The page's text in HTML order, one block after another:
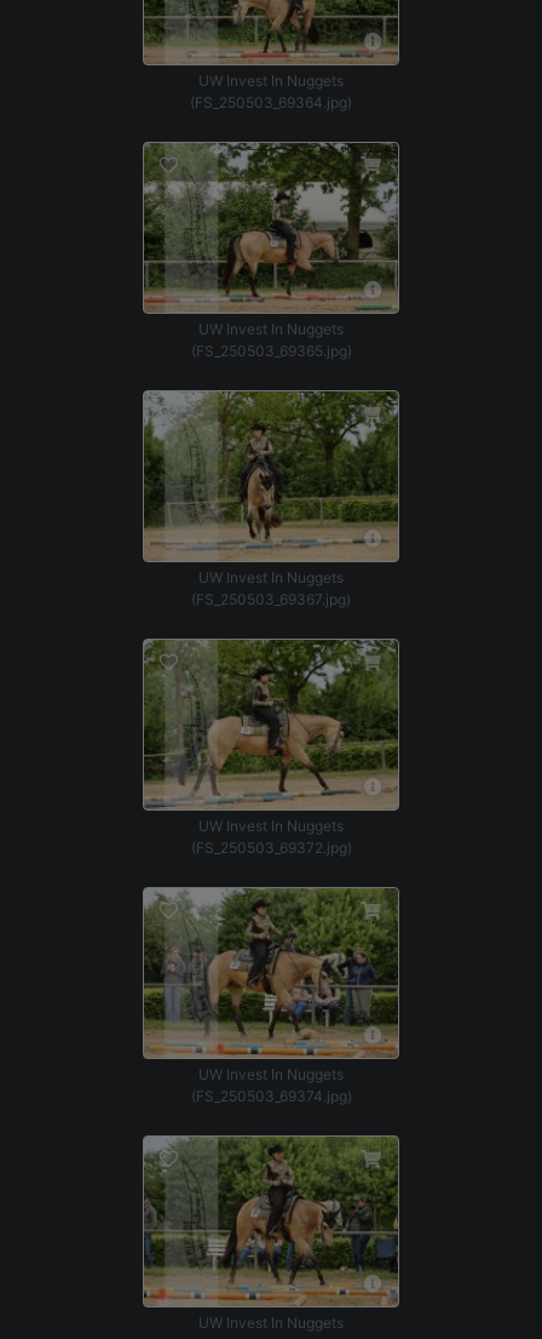
UW Invest In Nuggets
(FS_250503_69364.jpg)
UW Invest In Nuggets
(FS_250503_69365.jpg)
UW Invest In Nuggets
(FS_250503_69367.jpg)
UW Invest In Nuggets
(FS_250503_69372.jpg)
UW Invest In Nuggets
(FS_250503_69374.jpg)
UW Invest In Nuggets